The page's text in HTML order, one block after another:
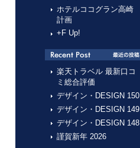
ホテルココグラン高崎
計画
+F Up!
楽天トラベル 最新口コ
ミ総合評価
デザイン・DESIGN 150
デザイン・DESIGN 149
デザイン・DESIGN 148
謹賀新年 2026